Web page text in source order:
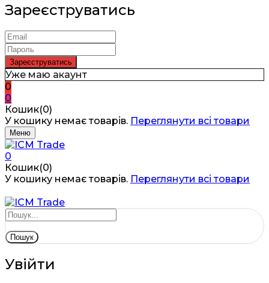
Зареєструватись
Уже маю акаунт
0
0
Кошик(0)
У кошику немає товарів. Переглянути всі товари
Меню
0
Кошик(0)
У кошику немає товарів. Переглянути всі товари
Пошук
Увійти